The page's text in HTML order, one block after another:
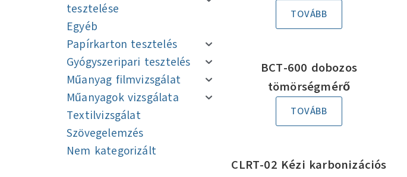
tesztelése
Egyéb
Papírkarton tesztelés
Gyógyszeripari tesztelés
Műanyag filmvizsgálat
Műanyagok vizsgálata
Textilvizsgálat
Szövegelemzés
Nem kategorizált
TOVÁBB
BCT-600 dobozos
tömörségmérő
TOVÁBB
CLRT-02 Kézi karbonizációs